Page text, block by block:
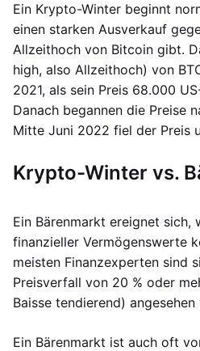
Ein Krypto-Winter beginnt
einen starken Ausverkauf
Allzeithoch von Bitcoin gibt.
high, also Allzeithoch) von
2021, als sein Preis 68.000
Danach begannen die Preise
Mitte Juni 2022 fiel der Preis
Krypto-Winter vs.
Ein Bärenmarkt ereignet sich,
finanzieller Vermögenswerte
meisten Finanzexperten sind
Preisverfall von 20 % oder
Baisse tendierend)
Ein Bärenmarkt ist auch oft